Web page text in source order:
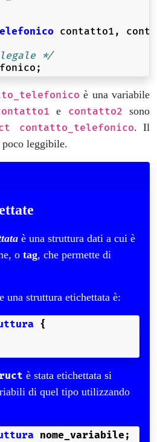
contatto1 ,
*/
;
è una variabile
e contatto2 sono
contatto_telefonico. Il
poco leggibile.
è una struttura dati a cui è
o tag, che permette di
una struttura etichettata è:
{
è stata etichettata si
di quel tipo utilizzando
nome_variabile;